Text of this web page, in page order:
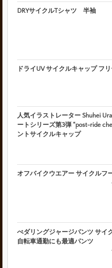
DRYサイクルTシャツ 半袖
ドライUV サイクルキャップ フ
人気イラストレーター Shuhei
ートシリーズ第3弾 “post-ride
ントサイクルキャップ
オフバイクウエアー サイクルフ
ぺダリングジャージパンツ サイ
自転車通勤にも最適パンツ